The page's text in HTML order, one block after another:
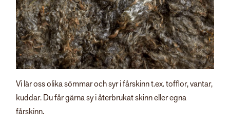
Vi lär oss olika sömmar och syr i fårskinn t.ex. tofflor, vantar,
kuddar. Du får gärna sy i återbrukat skinn eller egna
fårskinn.